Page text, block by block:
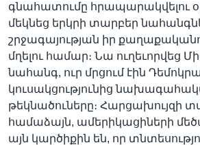
Լեզուներ
գնահատումը հրապարակվելու
մեկնեց երկրի տարբեր
շրջագայության իր
մղելու համար։ Նա ուղեւորվեց
նահանգ, ուր մրցում էին
կուսակցությունից
թեկնածուները։ Հարցախույզի
համաձայն, ամերիկացիների
այն կարծիքին են, որ